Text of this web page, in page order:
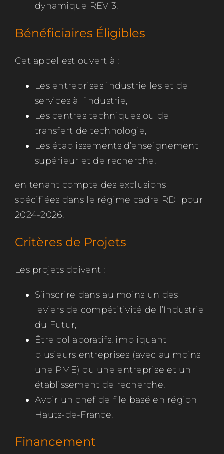
dynamique REV 3.
Bénéficiaires Éligibles
Cet appel est ouvert à :
Les entreprises industrielles et de
services à l’industrie,
Les centres techniques ou de
transfert de technologie,
Les établissements d’enseignement
supérieur et de recherche,
en tenant compte des exclusions
spécifiées dans le régime cadre RDI pour
2024-2026.
Critères de Projets
Les projets doivent :
S’inscrire dans au moins un des
leviers de compétitivité de l’Industrie
du Futur,
Être collaboratifs, impliquant
plusieurs entreprises (avec au moins
une PME) ou une entreprise et un
établissement de recherche,
Avoir un chef de file basé en région
Hauts-de-France.
Financement